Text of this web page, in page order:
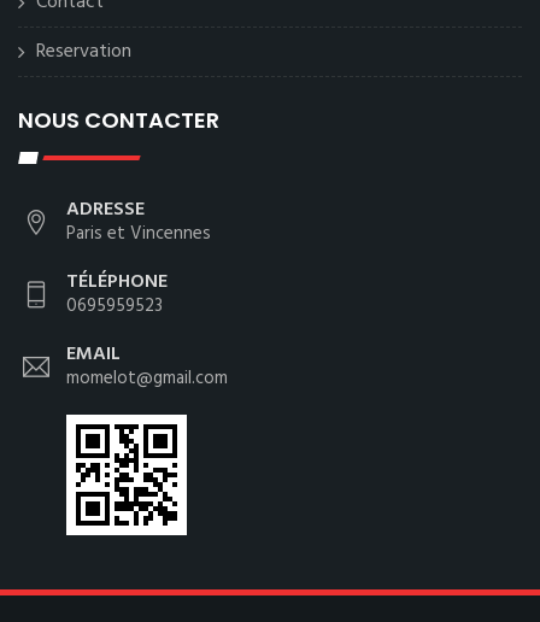
Reservation
NOUS CONTACTER
ADRESSE
Paris et Vincennes
TÉLÉPHONE
0695959523
EMAIL
momelot@gmail.com